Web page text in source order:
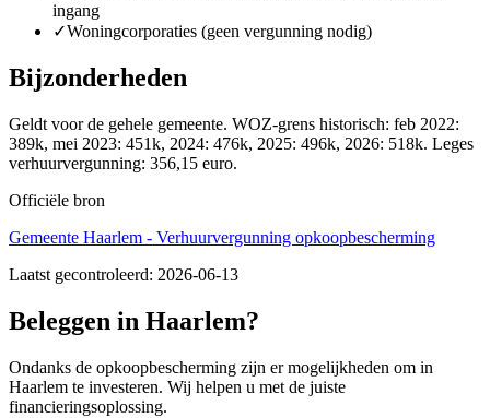
ingang
✓Woningcorporaties (geen vergunning nodig)
Bijzonderheden
Geldt voor de gehele gemeente. WOZ-grens historisch: feb 2022:
389k, mei 2023: 451k, 2024: 476k, 2025: 496k, 2026: 518k. Leges
verhuurvergunning: 356,15 euro.
Officiële bron
Gemeente Haarlem - Verhuurvergunning opkoopbescherming
Laatst gecontroleerd: 2026-06-13
Beleggen in Haarlem?
Ondanks de opkoopbescherming zijn er mogelijkheden om in
Haarlem te investeren. Wij helpen u met de juiste
financieringsoplossing.